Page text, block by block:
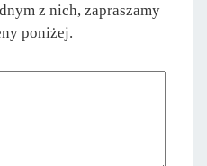
z nich, zapraszamy
poniżej.